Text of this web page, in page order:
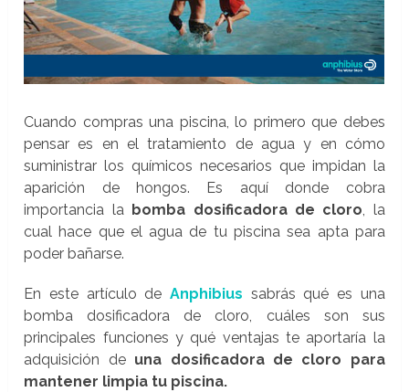
Cuando compras una piscina, lo primero que debes
pensar es en el tratamiento de agua y en cómo
suministrar los químicos necesarios que impidan la
aparición de hongos. Es aquí donde cobra
importancia la bomba dosificadora de cloro, la
cual hace que el agua de tu piscina sea apta para
poder bañarse.
En este artículo de Anphibius sabrás qué es una
bomba dosificadora de cloro, cuáles son sus
principales funciones y qué ventajas te aportaría la
adquisición de una dosificadora de cloro para
mantener limpia tu piscina.